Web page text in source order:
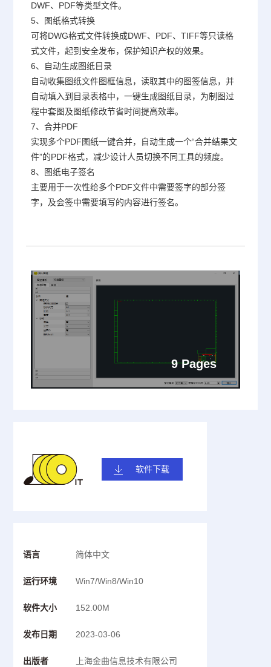
DWF、PDF等类型文件。
5、图纸格式转换
可将DWG格式文件转换成DWF、PDF、TIFF等只读格
式文件，起到安全发布，保护知识产权的效果。
6、自动生成图纸目录
自动收集图纸文件图框信息，读取其中的图签信息，并
自动填入到目录表格中，一键生成图纸目录，为制图过
程中套图及图纸修改节省时间提高效率。
7、合并PDF
实现多个PDF图纸一键合并，自动生成一个“合并结果文
件”的PDF格式，减少设计人员切换不同工具的频度。
8、图纸电子签名
主要用于一次性给多个PDF文件中需要签字的部分签
字，及会签中需要填写的内容进行签名。
9 Pages
软件下载
语言 简体中文
运行环境 Win7/Win8/Win10
软件大小 152.00M
发布日期 2023-03-06
出版者
上海金曲信息技术有限公司